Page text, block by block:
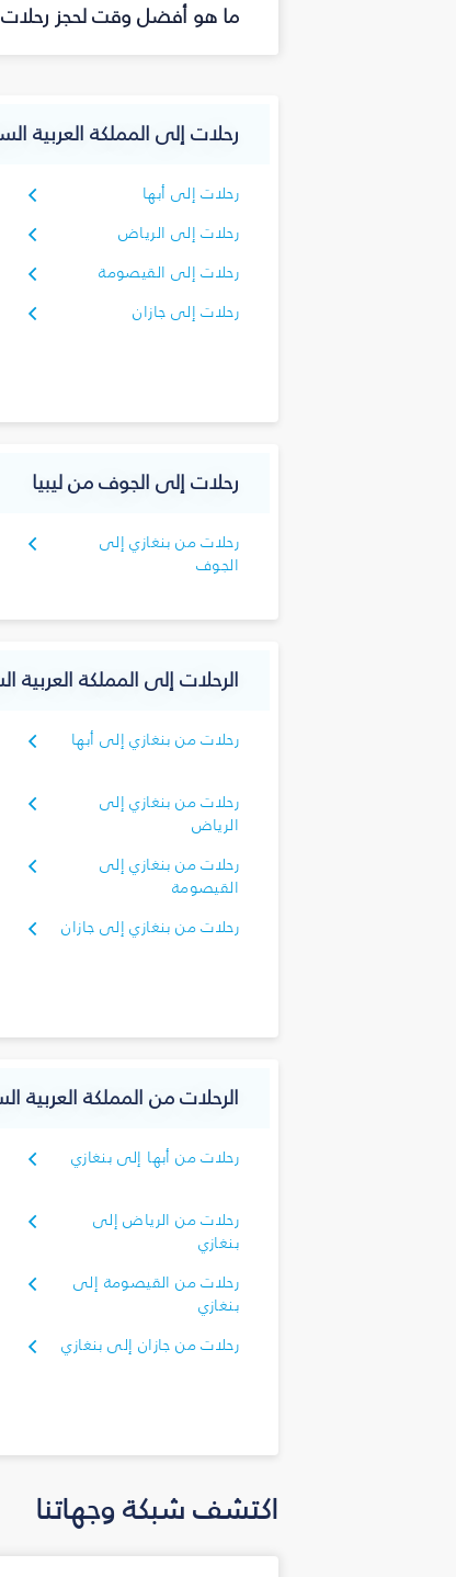
ما هو أفضل وقت لحجز رحلات
رحلات إلى المملكة العربية
رحلات إلى أبها
رحلات إلى الرياض
رحلات إلى القيصومة
رحلات إلى جازان
رحلات إلى الجوف من ليبيا
رحلات من بنغازي إلى
الجوف
الرحلات إلى المملكة العربية
رحلات من بنغازي إلى أبها
رحلات من بنغازي إلى
الرياض
رحلات من بنغازي إلى
القيصومة
رحلات من بنغازي إلى جازان
الرحلات من المملكة العربية
رحلات من أبها إلى بنغازي
رحلات من الرياض إلى
بنغازي
رحلات من القيصومة إلى
بنغازي
رحلات من جازان إلى بنغازي
اكتشف شبكة وجهاتنا